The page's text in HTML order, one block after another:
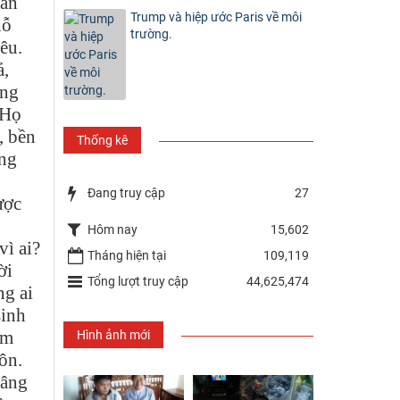
bền
ai?
ai
Trump và hiệp ước Paris về môi
trường.
Thống kê
Đang truy cập 27
Hôm nay
15,602
Tháng hiện tại
109,119
Tổng lượt truy cập
44,625,474
Hình ảnh mới